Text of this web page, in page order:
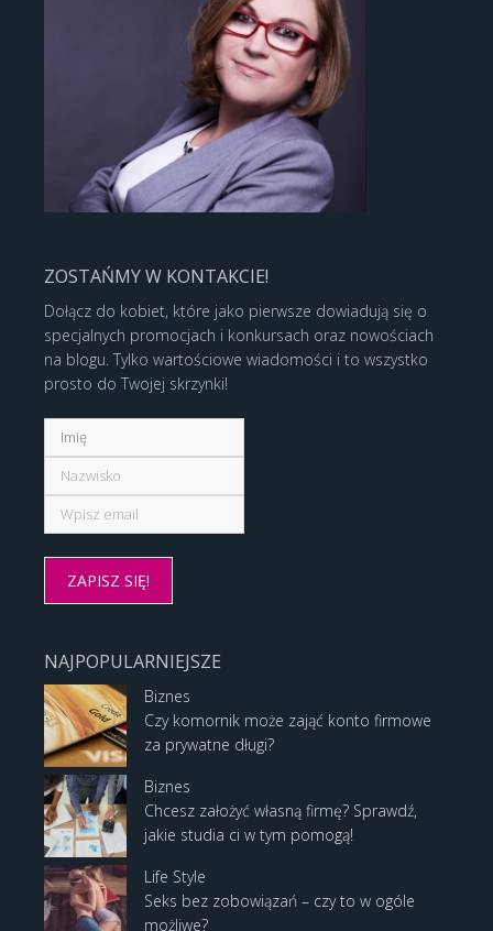
ZOSTAŃMY W KONTAKCIE!
Dołącz do kobiet, które jako pierwsze dowiadują się o
specjalnych promocjach i konkursach oraz nowościach
na blogu. Tylko wartościowe wiadomości i to wszystko
prosto do Twojej skrzynki!
NAJPOPULARNIEJSZE
Biznes
Czy komornik może zająć konto firmowe
za prywatne długi?
Biznes
Chcesz założyć własną firmę? Sprawdź,
jakie studia ci w tym pomogą!
Life Style
Seks bez zobowiązań – czy to w ogóle
możliwe?